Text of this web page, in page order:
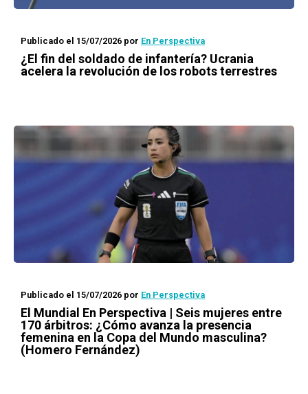
Publicado el 15/07/2026 por En Perspectiva
¿El fin del soldado de infantería? Ucrania
acelera la revolución de los robots terrestres
Publicado el 15/07/2026 por En Perspectiva
El Mundial En Perspectiva | Seis mujeres entre
170 árbitros: ¿Cómo avanza la presencia
femenina en la Copa del Mundo masculina?
(Homero Fernández)